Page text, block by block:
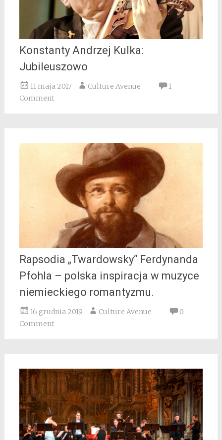
Konstanty Andrzej Kulka:
Jubileuszowo
11 maja 2017 Culture Avenue
1
Comment
Rapsodia „Twardowsky“ Ferdynanda
Pfohla – polska inspiracja w muzyce
niemieckiego romantyzmu.
16 grudnia 2019 Culture Avenue
0
Comment